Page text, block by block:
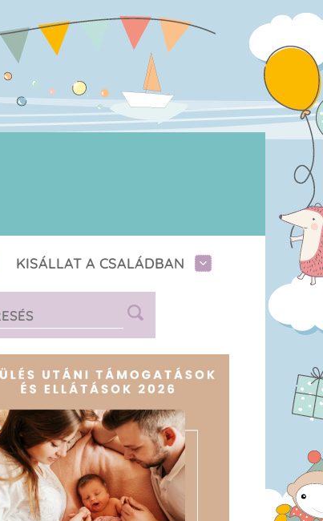
KISÁLLAT A CSALÁDBAN